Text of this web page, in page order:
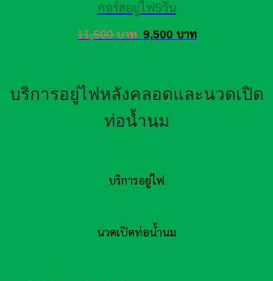
คอร์สอยู่ไฟ5วัน
11,500 บาท 9,500 บาท
บริการอยู่ไฟหลังคลอดและนวดเปิด
ท่อน้ำนม
บริการอยู่ไฟ
นวดเปิดท่อน้ำนม